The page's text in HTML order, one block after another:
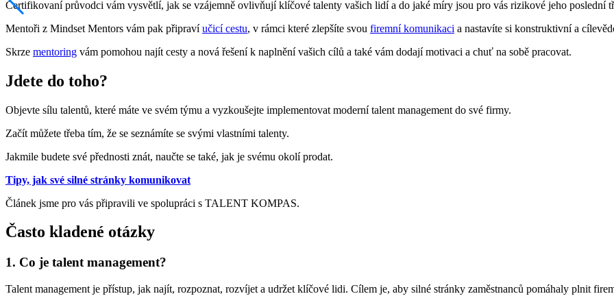
Certifikovaní průvodci vám vysvětlí, jak se vzájemně ovlivňují klíčové talenty vašich lidí a do jaké míry jsou pro vás rizikové jeho poslední
Mentoři z Mindset Mentors vám pak připravíučicí cestu, v rámci které zlepšíte svou firemní komunikaci a nastavíte si konstruktivní a
Skrze mentoring vám pomohou najít cesty a nová řešení k naplnění vašich cílů a také vám dodají motivaci a chuť na sobě pracovat.
Jdete do toho?
Objevte sílu talentů, které máte ve svém týmu a vyzkoušejte implementovat moderní talent management do své firmy.
Začít můžete třeba tím, že se seznámíte se svými vlastními talenty.
Jakmile budete své přednosti znát, naučte se také, jak je svému okolí prodat.
Tipy, jak své silné stránky komunikovat
Článek jsme pro vás připravili ve spolupráci s TALENT KOMPAS.
Často kladené otázky
1. Co je talent management?
Talent management je přístup, jak najít, rozpoznat, rozvíjet a udržet klíčové lidi. Cílem je, aby silné stránky zaměstnanců pomáhaly plnit